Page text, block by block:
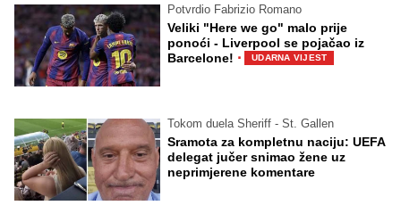
Potvrdio Fabrizio Romano
Veliki "Here we go" malo prije
ponoći - Liverpool se pojačao iz
Barcelone! · UDARNA VIJEST
Tokom duela Sheriff - St. Gallen
Sramota za kompletnu naciju: UEFA
delegat jučer snimao žene uz
neprimjerene komentare